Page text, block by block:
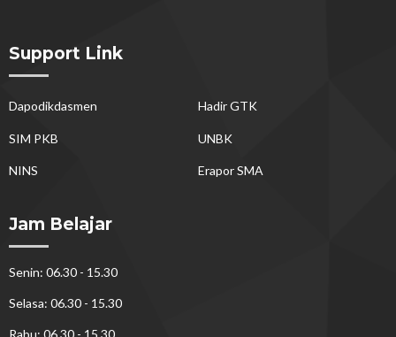
Support Link
Dapodikdasmen Hadir GTK
SIM PKB UNBK
NINS Erapor SMA
Jam Belajar
Senin: 06.30 - 15.30
Selasa: 06.30 - 15.30